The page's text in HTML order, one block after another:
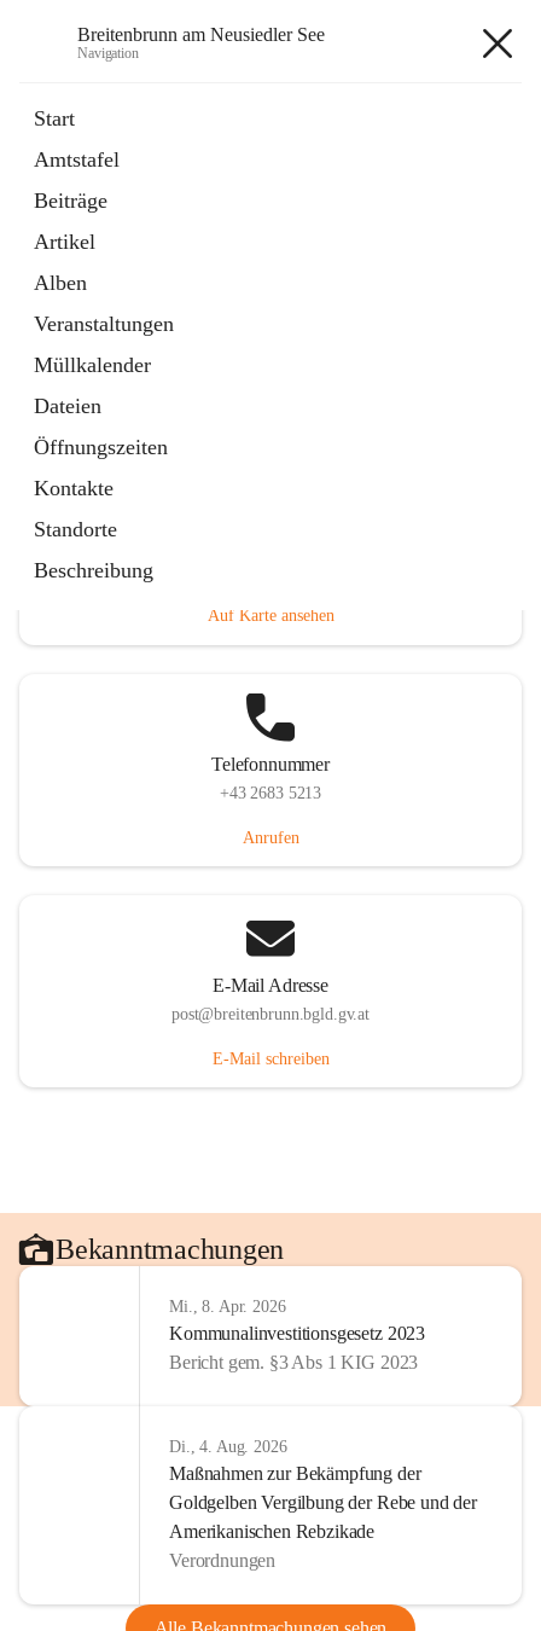
Breitenbrunn am Neusiedler See
Navigation
Start
Amtstafel
Beiträge
Artikel
Alben
Veranstaltungen
Müllkalender
Dateien
Öffnungszeiten
Kontakte
Standorte
Beschreibung
18 Schnellzugriffe
Gemeindeservice
Auf Karte ansehen
Telefonnummer
+43 2683 5213
Anrufen
E-Mail Adresse
post@breitenbrunn.bgld.gv.at
E-Mail schreiben
Bekanntmachungen
Mi., 8. Apr. 2026
Kommunalinvestitionsgesetz 2023
Bericht gem. §3 Abs 1 KIG 2023
Di., 4. Aug. 2026
Maßnahmen zur Bekämpfung der
Goldgelben Vergilbung der Rebe und der
Amerikanischen Rebzikade
Verordnungen